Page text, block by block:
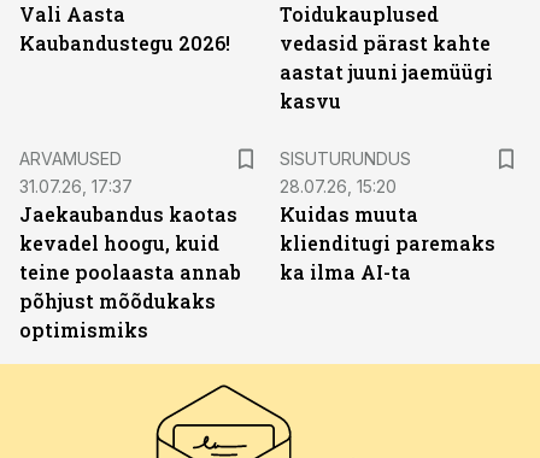
Vali Aasta
Kaubandustegu 2026!
Toidukauplused
vedasid pärast kahte
aastat juuni jaemüügi
kasvu
ARVAMUSED
31.07.26, 17:37
Jaekaubandus kaotas
kevadel hoogu, kuid
teine poolaasta annab
põhjust mõõdukaks
optimismiks
SISUTURUNDUS
28.07.26, 15:20
Kuidas muuta
klienditugi paremaks
ka ilma AI-ta